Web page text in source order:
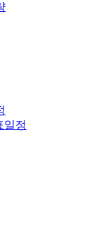
일정